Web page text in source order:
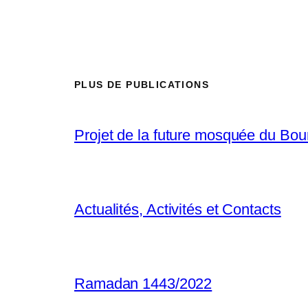
PLUS DE PUBLICATIONS
Projet de la future mosquée du
Actualités, Activités et Contacts
Ramadan 1443/2022